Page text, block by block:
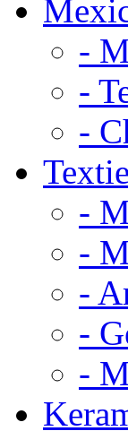
-
-
-
-
-
-
-
-